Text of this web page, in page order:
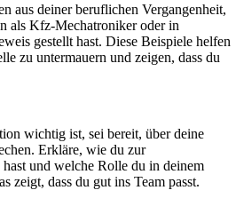
aus deiner beruflichen Vergangenheit,
als Kfz-Mechatroniker oder in
gestellt hast. Diese Beispiele helfen
zu untermauern und zeigen, dass du
wichtig ist, sei bereit, über deine
Erkläre, wie du zur
hast und welche Rolle du in deinem
zeigt, dass du gut ins Team passt.